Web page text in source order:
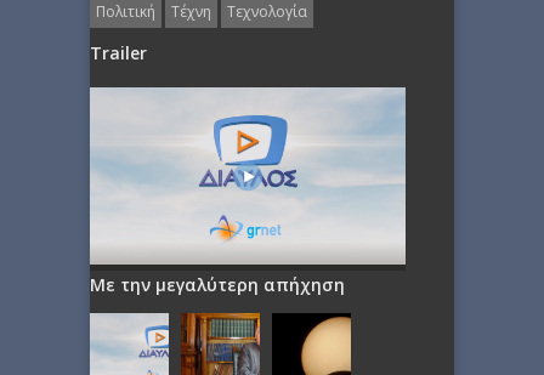
Πολιτική
Τέχνη Τεχνολογία
Trailer
Με την μεγαλύτερη απήχηση